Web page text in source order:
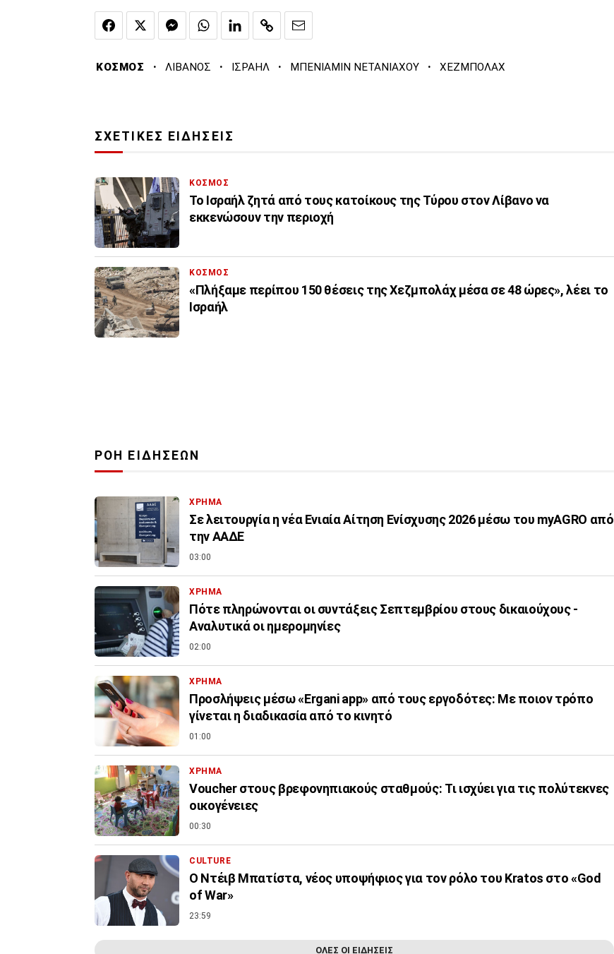
ΚΟΣΜΟΣ · ΛΙΒΑΝΟΣ · ΙΣΡΑΗΛ · ΜΠΕΝΙΑΜΙΝ ΝΕΤΑΝΙΑΧΟΥ · ΧΕΖΜΠΟΛΑΧ
ΣΧΕΤΙΚΕΣ ΕΙΔΗΣΕΙΣ
ΚΟΣΜΟΣ
Το Ισραήλ ζητά από τους κατοίκους της Τύρου στον Λίβανο να
εκκενώσουν την περιοχή
ΚΟΣΜΟΣ
«Πλήξαμε περίπου 150 θέσεις της Χεζμπολάχ μέσα σε 48 ώρες», λέει το
Ισραήλ
ΡΟΗ ΕΙΔΗΣΕΩΝ
ΧΡΗΜΑ
Σε λειτουργία η νέα Ενιαία Αίτηση Ενίσχυσης 2026 μέσω του myAGRO από
την ΑΑΔΕ
03:00
ΧΡΗΜΑ
Πότε πληρώνονται οι συντάξεις Σεπτεμβρίου στους δικαιούχους -
Αναλυτικά οι ημερομηνίες
02:00
ΧΡΗΜΑ
Προσλήψεις μέσω «Ergani app» από τους εργοδότες: Με ποιον τρόπο
γίνεται η διαδικασία από το κινητό
01:00
ΧΡΗΜΑ
Voucher στους βρεφονηπιακούς σταθμούς: Τι ισχύει για τις πολύτεκνες
οικογένειες
00:30
CULTURE
Ο Ντέιβ Μπατίστα, νέος υποψήφιος για τον ρόλο του Kratos στο «God
of War»
23:59
ΟΛΕΣ ΟΙ ΕΙΔΗΣΕΙΣ